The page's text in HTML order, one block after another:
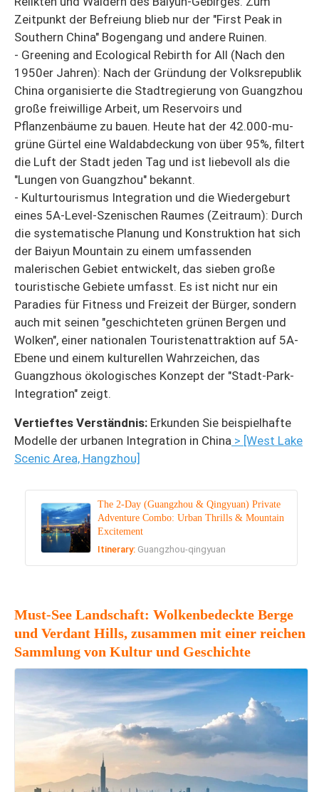
Zeitpunkt der Befreiung blieb nur der "First Peak in
Southern China" Bogengang und andere Ruinen.
- Greening and Ecological Rebirth for All (Nach den
1950er Jahren): Nach der Gründung der Volksrepublik
China organisierte die Stadtregierung von Guangzhou
große freiwillige Arbeit, um Reservoirs und
Pflanzenbäume zu bauen. Heute hat der 42.000-mu-
grüne Gürtel eine Waldabdeckung von über 95%, filtert
die Luft der Stadt jeden Tag und ist liebevoll als die
"Lungen von Guangzhou" bekannt.
- Kulturtourismus Integration und die Wiedergeburt
eines 5A-Level-Szenischen Raumes (Zeitraum): Durch
die systematische Planung und Konstruktion hat sich
der Baiyun Mountain zu einem umfassenden
malerischen Gebiet entwickelt, das sieben große
touristische Gebiete umfasst. Es ist nicht nur ein
Paradies für Fitness und Freizeit der Bürger, sondern
auch mit seinen "geschichteten grünen Bergen und
Wolken", einer nationalen Touristenattraktion auf 5A-
Ebene und einem kulturellen Wahrzeichen, das
Guangzhous ökologisches Konzept der "Stadt-Park-
Integration" zeigt.
Vertieftes Verständnis: Erkunden Sie beispielhafte
Modelle der urbanen Integration in China > [West Lake
Scenic Area, Hangzhou]
The 2-Day (Guangzhou & Qingyuan) Private
Adventure Combo: Urban Thrills & Mountain
Excitement
Itinerary: Guangzhou-qingyuan
Must-See Landschaft: Wolkenbedeckte Berge
und Verdant Hills, zusammen mit einer reichen
Sammlung von Kultur und Geschichte